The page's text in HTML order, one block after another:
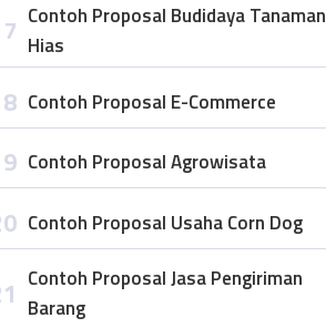
Contoh Proposal Budidaya Tanaman
Hias
Contoh Proposal E-Commerce
Contoh Proposal Agrowisata
Contoh Proposal Usaha Corn Dog
Contoh Proposal Jasa Pengiriman
Barang